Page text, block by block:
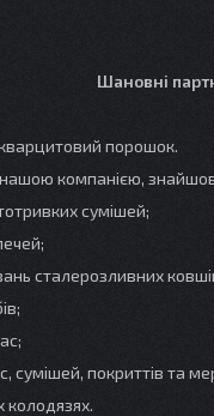
Шановні
порошок.
компанією, знайшов
сумішей;
сталерозливних
покриттів та